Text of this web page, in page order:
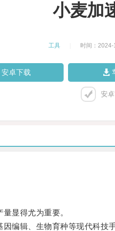
小麦加
工具 时间：2024-
安卓下载
安
显得尤为重要。
辑、生物育种等现代科技